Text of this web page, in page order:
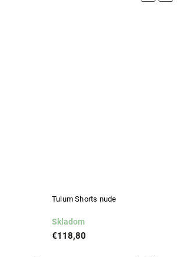
Tulum Shorts nude
Skladom
€118,80